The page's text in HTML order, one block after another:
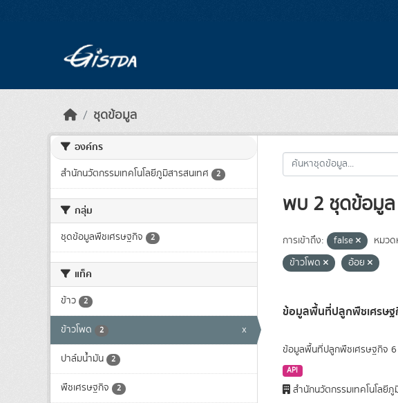
ชุดข้อมูล
องค์กร
สำนักนวัตกรรมเทคโนโลยีภูมิสารสนเทศ 2
กลุ่ม
ชุดข้อมูลพืชเศรษฐกิจ 2
แท็ค
ข้าว 2
ข้าวโพด 2 x
ปาล์มน้ำมัน 2
พืชเศรษฐกิจ 2
พบ 2 ชุดข้อมูล
การเข้าถึง: false หมว
ข้าวโพด
อ้อย
ข้อมูลพื้นที่ปลูกพืชเศรษ
ข้อมูลพื้นที่ปลูกพืชเศรษฐกิจ
API
สำนักนวัตกรรมเทคโนโลยีภู